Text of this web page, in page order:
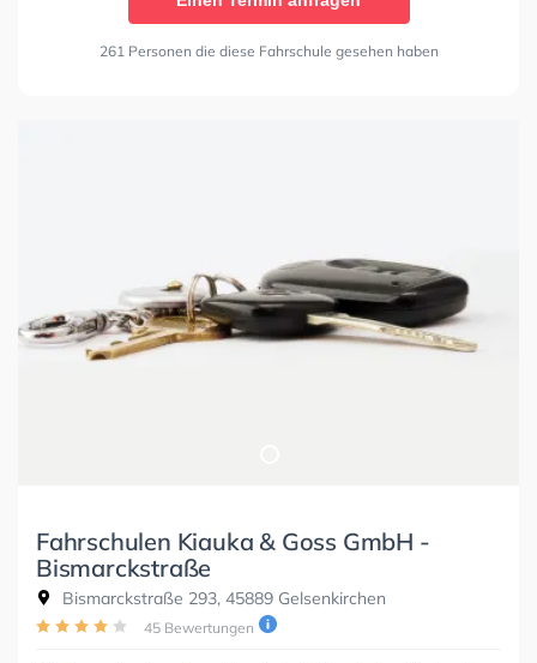
261 Personen die diese Fahrschule gesehen haben
Fahrschulen Kiauka & Goss GmbH -
Bismarckstraße
Bismarckstraße 293, 45889 Gelsenkirchen
45 Bewertungen